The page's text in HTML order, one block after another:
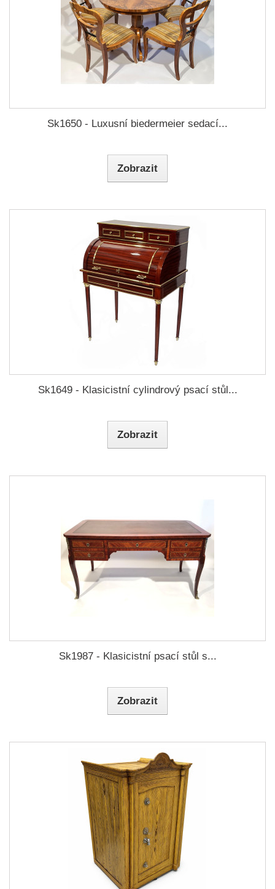
Sk1650 - Luxusní biedermeier sedací...
Zobrazit
Sk1649 - Klasicistní cylindrový psací stůl...
Zobrazit
Sk1987 - Klasicistní psací stůl s...
Zobrazit